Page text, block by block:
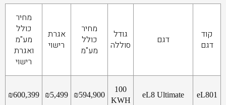
קוד
דגם
דגם
גודל
סוללה
מחיר
כולל
מע"מ
אגרת
רישוי
מחיר
כולל
מע"מ
ואגרת
רישוי
eL801
eL8 Ultimate
100
KWH
₪594,900
₪5,499
₪600,399